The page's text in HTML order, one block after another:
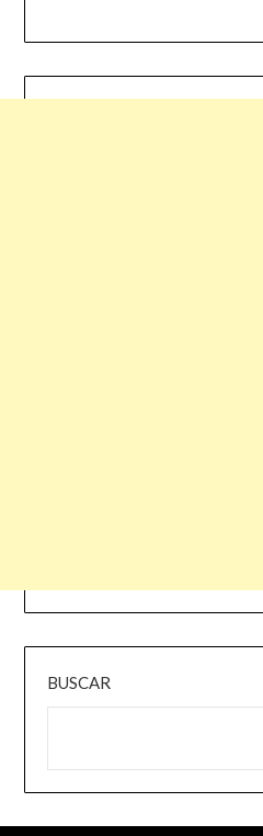
BUSCAR